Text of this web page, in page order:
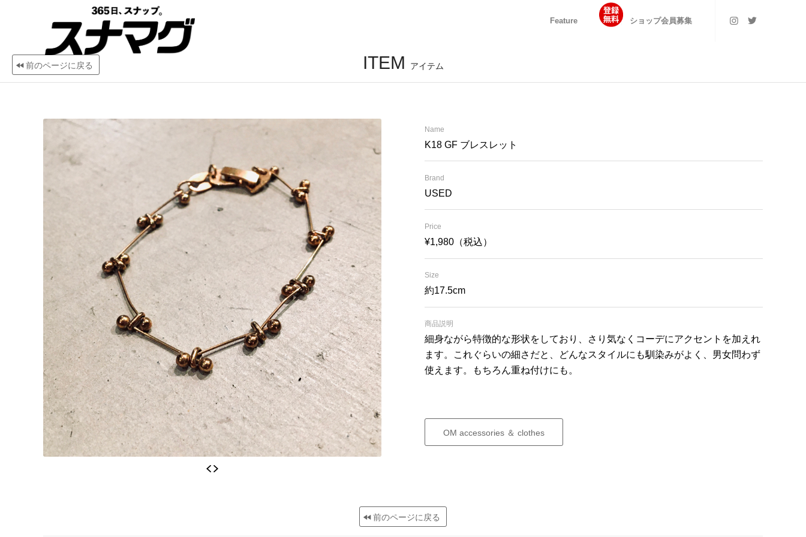
Feature ショップ会員募集
前のページに戻る ITEM アイテム
Name
K18 GF ブレスレット
Brand
USED
Price
¥1,980（税込）
Size
約17.5cm
商品説明
細身ながら特徴的な形状をしており、さり気なくコーデにアクセントを加えれ
ます。これぐらいの細さだと、どんなスタイルにも馴染みがよく、男女問わず
使えます。もちろん重ね付けにも。
OM accessories ＆ clothes
前のページに戻る